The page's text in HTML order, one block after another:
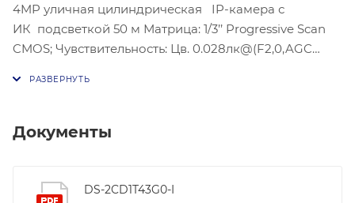
4MP уличная цилиндрическая IP-камера с
ИК подсветкой 50 м Матрица: 1/3’’ Progressive Scan
CMOS; Чувствительность: Цв. 0.028лк@(F2,0,AGC
Максимальное разрешение: (2560 × 1440), 30 к/с;
Питание: DC12В ± 25%/PoE(802.3af); Потребляемая
Документы
DS-2CD1T43G0-I